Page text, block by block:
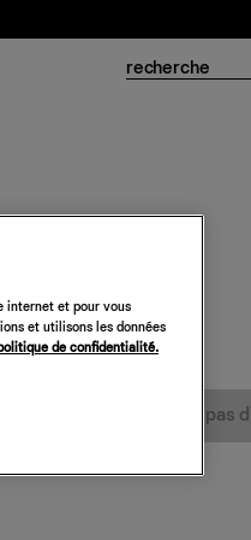
Linen Dress
Désolé, cet article n’est pas
internet et pour vous
et utilisons les données
de confidentialité.